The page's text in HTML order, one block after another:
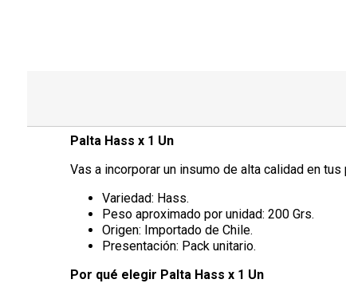
Palta Hass x 1 Un
Vas a incorporar un insumo de alta calidad en
Variedad: Hass.
Peso aproximado por unidad: 200 Grs.
Origen: Importado de Chile.
Presentación: Pack unitario.
Por qué elegir Palta Hass x 1 Un